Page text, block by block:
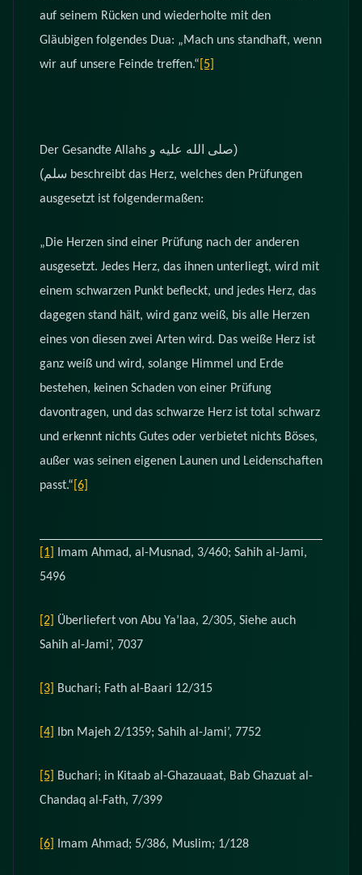
auf seinem Rücken und wiederholte mit den
Gläubigen folgendes Dua: „Mach uns standhaft, wenn
wir auf unsere Feinde treffen.“ [5]
Der Gesandte Allahs (صلى الله عليه و
سلم) beschreibt das Herz, welches den Prüfungen
ausgesetzt ist folgendermaßen:
„Die Herzen sind einer Prüfung nach der anderen
ausgesetzt. Jedes Herz, das ihnen unterliegt, wird mit
einem schwarzen Punkt befleckt, und jedes Herz, das
dagegen stand hält, wird ganz weiß, bis alle Herzen
eines von diesen zwei Arten wird. Das weiße Herz ist
ganz weiß und wird, solange Himmel und Erde
bestehen, keinen Schaden von einer Prüfung
davontragen, und das schwarze Herz ist total schwarz
und erkennt nichts Gutes oder verbietet nichts Böses,
außer was seinen eigenen Launen und Leidenschaften
passt.“ [6]
[1]
Imam Ahmad, al-Musnad, 3/460; Sahih al-Jami,
5496
[2]
Überliefert von Abu Ya’laa, 2/305, Siehe auch
Sahih al-Jami’, 7037
[3] Buchari; Fath al-Baari 12/315
[4] Ibn Majeh 2/1359; Sahih al-Jami’, 7752
[5]
Buchari; in Kitaab al-Ghazauaat, Bab Ghazuat al-
Chandaq al-Fath, 7/399
[6] Imam Ahmad; 5/386, Muslim; 1/128